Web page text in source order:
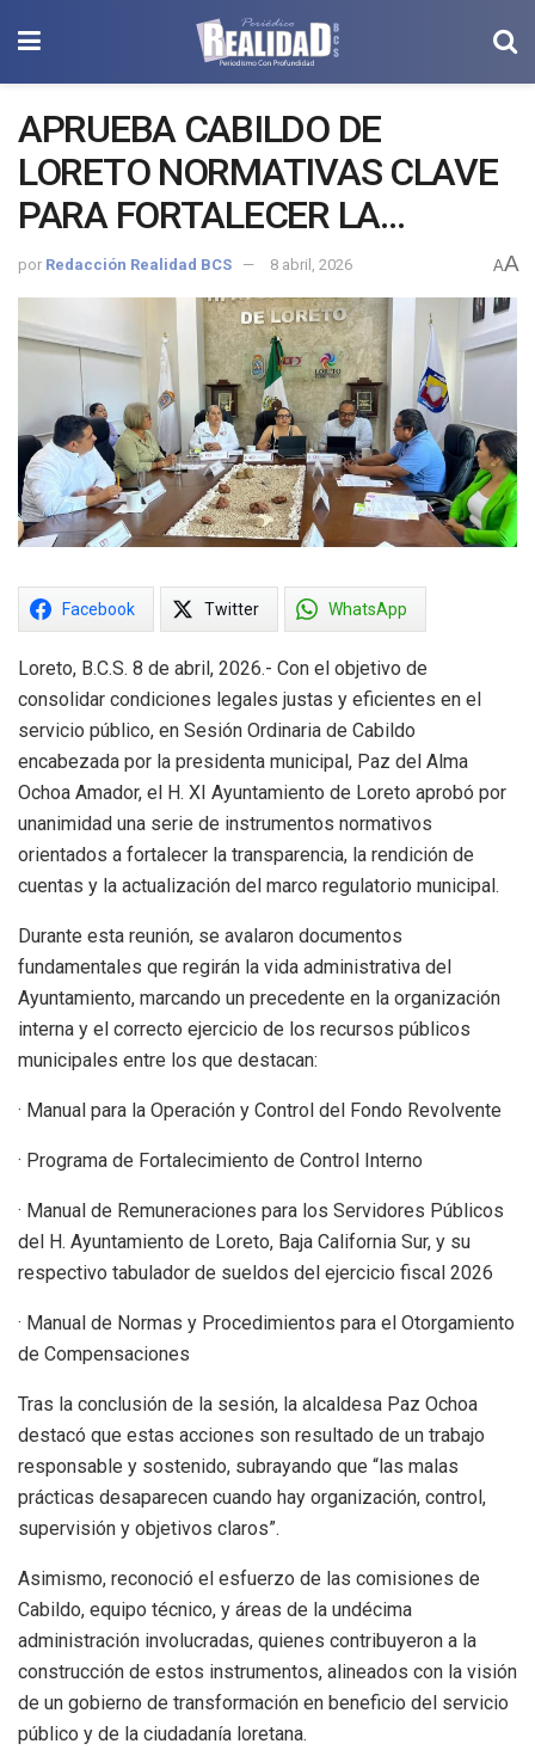
APRUEBA CABILDO DE
LORETO NORMATIVAS CLAVE
PARA FORTALECER LA
TRANSPARENCIA Y
RENDICIÓN DE CUENTAS
por Redacción Realidad BCS 8 abril, 2026 AA
Facebook Twitter WhatsApp
Loreto, B.C.S. 8 de abril, 2026.- Con el objetivo de
consolidar condiciones legales justas y eficientes en el
servicio público, en Sesión Ordinaria de Cabildo
encabezada por la presidenta municipal, Paz del Alma
Ochoa Amador, el H. XI Ayuntamiento de Loreto aprobó por
unanimidad una serie de instrumentos normativos
orientados a fortalecer la transparencia, la rendición de
cuentas y la actualización del marco regulatorio municipal.
Durante esta reunión, se avalaron documentos
fundamentales que regirán la vida administrativa del
Ayuntamiento, marcando un precedente en la organización
interna y el correcto ejercicio de los recursos públicos
municipales entre los que destacan:
· Manual para la Operación y Control del Fondo Revolvente
· Programa de Fortalecimiento de Control Interno
· Manual de Remuneraciones para los Servidores Públicos
del H. Ayuntamiento de Loreto, Baja California Sur, y su
respectivo tabulador de sueldos del ejercicio fiscal 2026
· Manual de Normas y Procedimientos para el Otorgamiento
de Compensaciones
Tras la conclusión de la sesión, la alcaldesa Paz Ochoa
destacó que estas acciones son resultado de un trabajo
responsable y sostenido, subrayando que “las malas
prácticas desaparecen cuando hay organización, control,
supervisión y objetivos claros”.
Asimismo, reconoció el esfuerzo de las comisiones de
Cabildo, equipo técnico, y áreas de la undécima
administración involucradas, quienes contribuyeron a la
construcción de estos instrumentos, alineados con la visión
de un gobierno de transformación en beneficio del servicio
público y de la ciudadanía loretana.